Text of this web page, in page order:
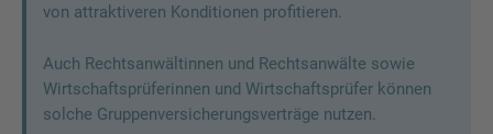
von attraktiveren Konditionen profitieren.
Auch Rechtsanwältinnen und Rechtsanwälte sowie
Wirtschaftsprüferinnen und Wirtschaftsprüfer können
solche Gruppenversicherungsverträge nutzen.